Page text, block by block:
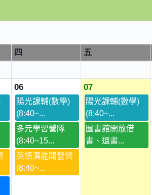
四 五
06
陽光課輔(數學)
(8:40~...
多元學習營隊
(8:40~15...
英語潛能開發營
(8:40~...
07
陽光課輔(數學)
(8:40~...
圖書館開放借
書、還書...